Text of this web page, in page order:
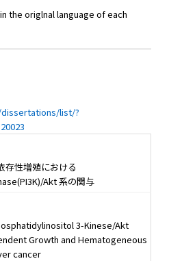
the origlnal language of each
list/?
存性増殖における
Akt 系の関与
3-Kinese/Akt
Growth and Hematogeneous
cancer